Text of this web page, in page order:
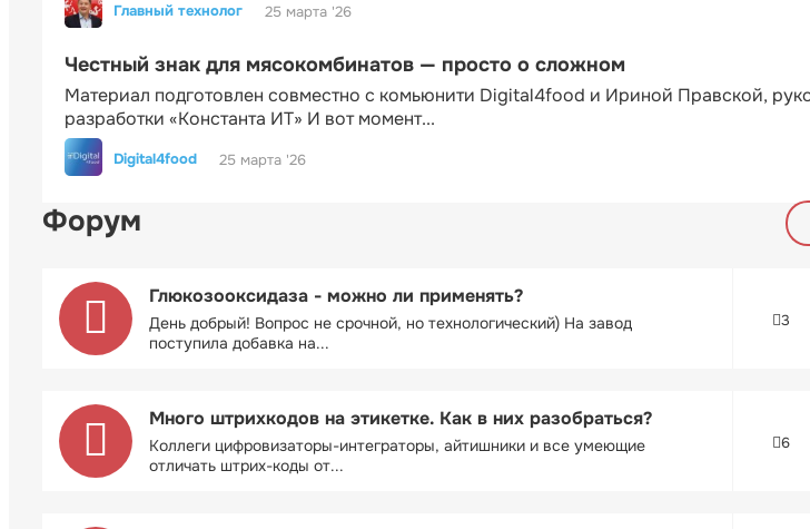
Главный технолог 25 марта '26
Честный знак для мясокомбинатов — просто о сложном
Материал подготовлен совместно с комьюнити Digital4food и Ириной Правской,
разработки «Константа ИТ» И вот момент...
Digital4food 25 марта '26
Форум
Глюкозооксидаза - можно ли применять?
День добрый! Вопрос не срочной, но технологический) На завод
поступила добавка на...
3
Много штрихкодов на этикетке. Как в них разобраться?
Коллеги цифровизаторы-интеграторы, айтишники и все умеющие
отличать штрих-коды от...
6